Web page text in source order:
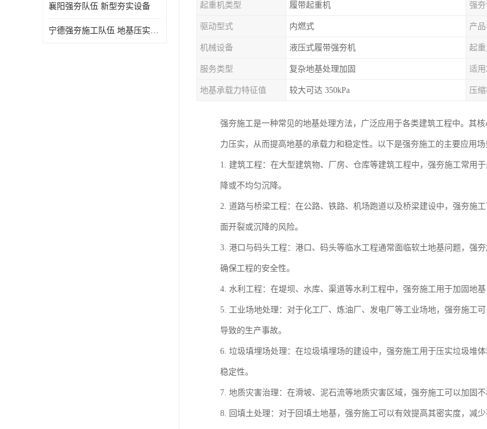
襄阳强夯队伍 新型夯实设备
宁德强夯施工队伍 地基压实度检测方法与标准
起重机类型 履带起重机 强
驱动型式 内燃式 产
机械设备 液压式履带强夯机 起重
服务类型 复杂地基处理加固 适
地基承载力特征值 较大可达 350kPa 压
强夯施工是一种常见的地基处理方法，广泛应用于各类建筑工程中。其
力压实，从而提高地基的承载力和稳定性。以下是强夯施工的主要应用场
1. 建筑工程：在大型建筑物、厂房、仓库等建筑工程中，强夯施工常用
降或不均匀沉降。
2. 道路与桥梁工程：在公路、铁路、机场跑道以及桥梁建设中，强夯施
面开裂或沉降的风险。
3. 港口与码头工程：港口、码头等临水工程通常面临软土地基问题，强
确保工程的安全性。
4. 水利工程：在堤坝、水库、渠道等水利工程中，强夯施工用于加固地
5. 工业场地处理：对于化工厂、炼油厂、发电厂等工业场地，强夯施工
导致的生产事故。
6. 垃圾填埋场处理：在垃圾填埋场的建设中，强夯施工用于压实垃圾堆
稳定性。
7. 地质灾害治理：在滑坡、泥石流等地质灾害区域，强夯施工可以加固
8. 回填土处理：对于回填土地基，强夯施工可以有效提高其密实度，减